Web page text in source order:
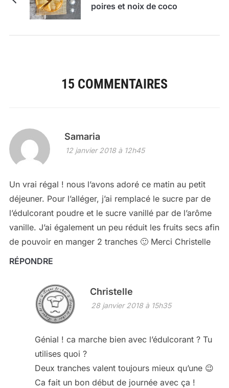
poires et noix de coco
15 COMMENTAIRES
Samaria
12 janvier 2018 à 12h45
Un vrai régal ! nous l’avons adoré ce matin au petit
déjeuner. Pour l’alléger, j’ai remplacé le sucre par de
l’édulcorant poudre et le sucre vanillé par de l’arôme
vanille. J’ai également un peu réduit les fruits secs afin
de pouvoir en manger 2 tranches 🙂 Merci Christelle
RÉPONDRE
Christelle
28 janvier 2018 à 15h35
Génial ! ca marche bien avec l’édulcorant ? Tu
utilises quoi ?
Deux tranches valent toujours mieux qu’une 😉
Ca fait un bon début de journée avec ça !